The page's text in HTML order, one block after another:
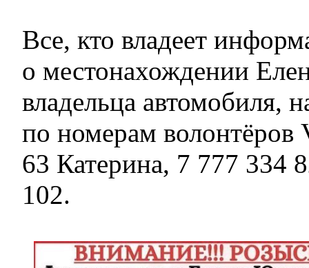
Все, кто владеет
о местонахождении
владельца автомобиля,
по номерам
63 Катерина, 7 777 334
102.